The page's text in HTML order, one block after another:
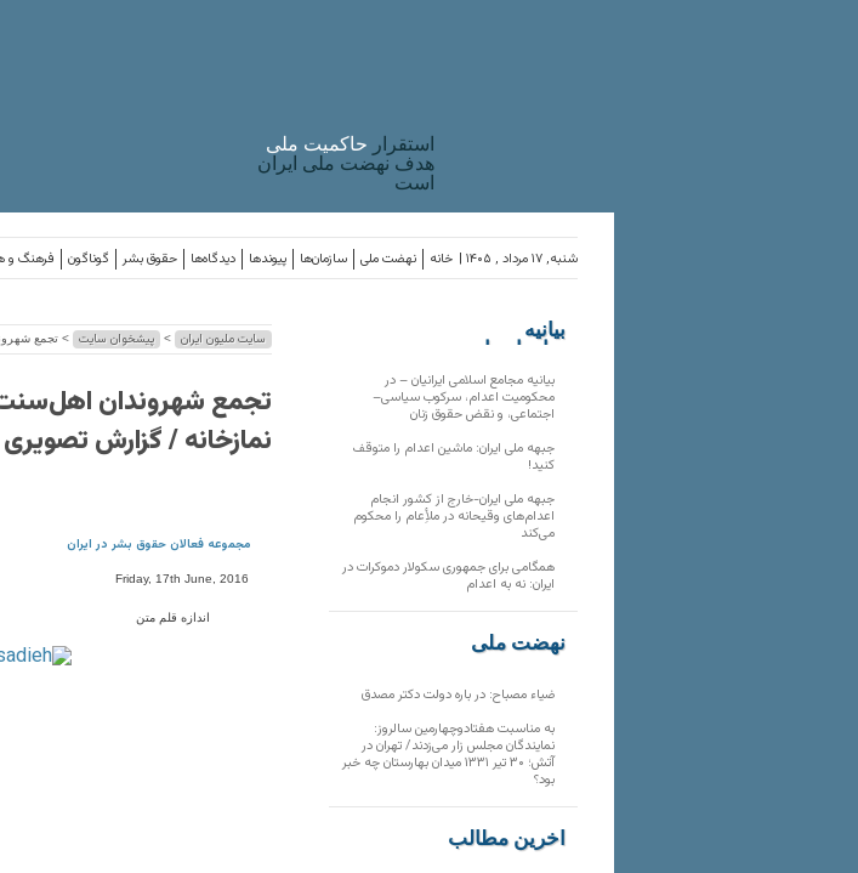
استقرار حاکميت ملی
هدف نهضت ملی ایران
است
فرهنگ و گوناگون حقوق بشر دیدگاه‌ها پیوندها سازمان‌ها نهضت ملی خانه شنبه, ۱۷ مرداد , ۱۴۰۵ |
سایت ملیون ایران > پیشخوان سایت > تجمع
تجمع شهروندان
نمازخانه / گزارش تصویری
مجموعه فعالان حقوق بشر در ایران
Friday, 17th June, 2016
اندازه قلم متن
بیانیه
سازمان‌های
بیانیه مجامع اسلامی ایرانیان – در
محکومیت اعدام، سرکوب سیاسی–
اجتماعی، و نقض حقوق زنان
جبهه ملی ایران: ماشین اعدام را متوقف
کنید!
جبهه ملی ایران-خارج از کشور انجام
اعدام‌های وقیحانه در ملأِعام را محکوم
می‌کند
همگامی برای جمهوری سکولار دموکرات در
ایران: نه به اعدام
نهضت ملی
ضیاء مصباح: در باره دولت دکتر مصدق
به مناسبت هفتادوچهارمین سالروز:
نمایندگان مجلس زار می‌زدند/ تهران در
آتش؛ ۳۰ تیر ۱۳۳۱ میدان بهارستان چه خبر
بود؟
آخرین مطالب